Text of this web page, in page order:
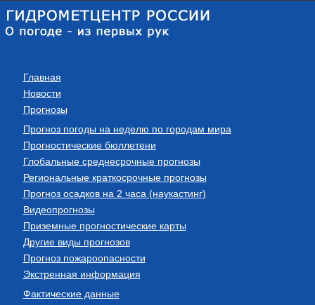
Главная
Новости
Прогнозы
Прогноз погоды на неделю по городам мира
Прогностические бюллетени
Глобальные среднесрочные прогнозы
Региональные краткосрочные прогнозы
Прогноз осадков на 2 часа (наукастинг)
Видеопрогнозы
Приземные прогностические карты
Другие виды прогнозов
Прогноз пожароопасности
Экстренная информация
Фактические данные